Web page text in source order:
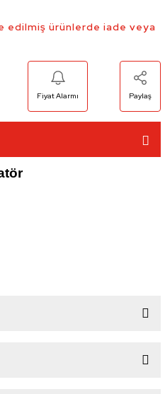
edilmiş ürünlerde iade veya
Fiyat Alarmı Paylaş